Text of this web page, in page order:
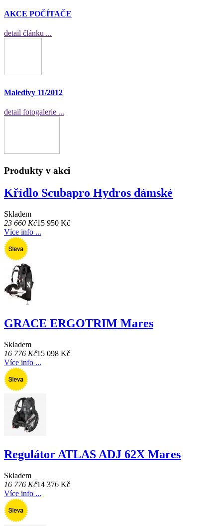
AKCE POČÍTAČE
detail článku ...
Maledivy 11/2012
detail fotogalerie ...
Produkty v akci
Křídlo Scubapro Hydros dámské
Skladem
23 660 Kč15 950 Kč
Více info ...
GRACE ERGOTRIM Mares
Skladem
16 776 Kč15 098 Kč
Více info ...
Regulátor ATLAS ADJ 62X Mares
Skladem
16 776 Kč14 376 Kč
Více info ...